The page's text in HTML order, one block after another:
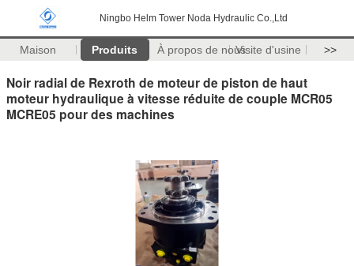
Ningbo Helm Tower Noda Hydraulic Co.,Ltd
Maison Produits À propos de nousVisite d'usine >>
Noir radial de Rexroth de moteur de piston de haut
moteur hydraulique à vitesse réduite de couple MCR05
MCRE05 pour des machines